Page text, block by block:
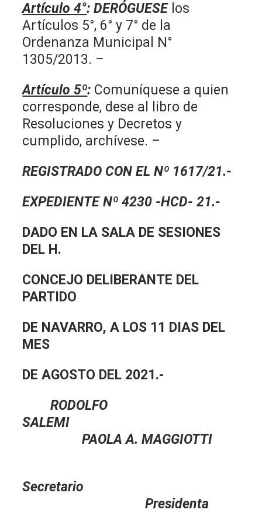
Artículo 4°: DERÓGUESElos
Artículos 5°, 6° y 7° de la
Ordenanza Municipal N°
1305/2013. –
Artículo 5º: Comuníquese a quien
corresponde, dese al libro de
Resoluciones y Decretos y
cumplido, archívese. –
REGISTRADO CON EL Nº 1617/21.-
EXPEDIENTE Nº 4230 -HCD- 21.-
DADO EN LA SALA DE SESIONES
DEL H.
CONCEJO DELIBERANTE DEL
PARTIDO
DE NAVARRO, A LOS 11 DIAS DEL
MES
DE AGOSTO DEL 2021.-
RODOLFO
SALEMI
PAOLA A. MAGGIOTTI
Secretario
Presidenta